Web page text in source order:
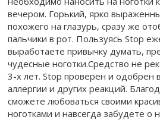
вечером. Горький, ярко
похожего на глазурь, сразу же
пальчики в рот. Пользуясь Stop
выработаете привычку думать,
чудесные ноготки.Средство не
3-х лет. Stop проверен и одобрен
аллергии и других реакций.
сможете любоваться своими
ноготками и навсегда забудете о